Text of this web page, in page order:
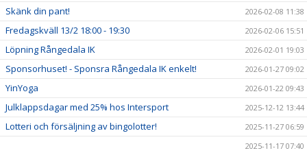
Skänk din pant! 2026-02-08 11:38
Fredagskväll 13/2 18:00 - 19:30 2026-02-06 15:51
Löpning Rångedala IK 2026-02-01 19:03
Sponsorhuset! - Sponsra Rångedala IK enkelt! 2026-01-27 09:02
YinYoga 2026-01-22 09:43
Julklappsdagar med 25% hos Intersport 2025-12-12 13:44
Lotteri och försäljning av bingolotter!
2025-11-27 06:59
2025-11-17 07:40